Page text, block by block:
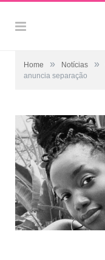
Home » Notícias »
anuncia separação